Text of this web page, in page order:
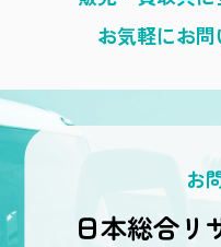
お気軽にお問
お
日本総合リ